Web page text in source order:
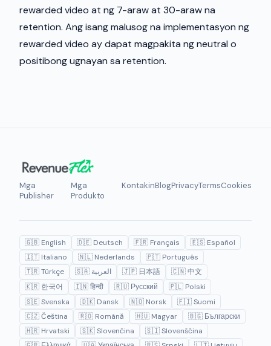
rewarded video at ng 7-araw at 30-araw na
retention. Ang isang malusog na implementasyon ng
rewarded video ay dapat magpakita ng neutral o
positibong ugnayan sa retention.
Mga
Publisher
Mga
Produkto
KontakinBlogPrivacyTermsCookies
🇬🇧 English 🇩🇪 Deutsch 🇫🇷 Français
🇪🇸 Español
🇮🇹 Italiano
🇳🇱 Nederlands
🇵🇹 Português
🇹🇷 Türkçe
🇸🇦 العربية 🇯🇵 日本語
🇨🇳 中文
🇰🇷 한국어
🇮🇳 हिन्दी 🇷🇺 Русский
🇵🇱 Polski
🇸🇪 Svenska
🇩🇰 Dansk 🇳🇴 Norsk
🇫🇮 Suomi
🇨🇿 Čeština
🇷🇴 Română 🇭🇺 Magyar
🇧🇬 Български
🇭🇷 Hrvatski
🇸🇰 Slovenčina
🇸🇮 Slovenščina